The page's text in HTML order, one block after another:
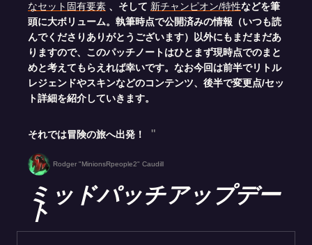
なセット固有要素 、そして 新チャンピオン/特性などを筆
頭に大ボリューム。執筆時点で公開済みの情報（いつも読
んでくださりありがとうございます）以外にもまだまだあ
りますので、このパッチノートはひとまず現時点でのまと
めと考えてもらえれば幸いです。なお今回は前半でリトル
レジェンドやスキンなどのコンテンツ、後半で変更点/セッ
ト詳細を紹介していきます。
それでは冒険の旅へ出発！
Rodger "MinionsRpeople2" Caudill
ミッドパッチアップデー
ト